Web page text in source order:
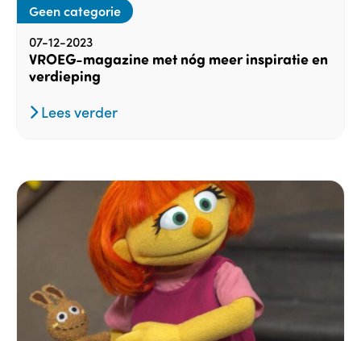
Geen categorie
07-12-2023
VROEG-magazine met nóg meer inspiratie en
verdieping
Lees verder